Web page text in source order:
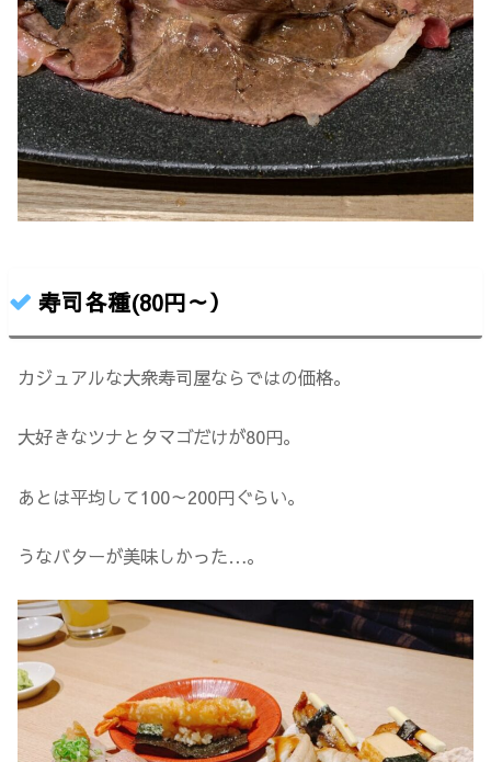
寿司各種(80円～）
カジュアルな大衆寿司屋ならではの価格。
大好きなツナとタマゴだけが80円。
あとは平均して100～200円ぐらい。
うなバターが美味しかった…。